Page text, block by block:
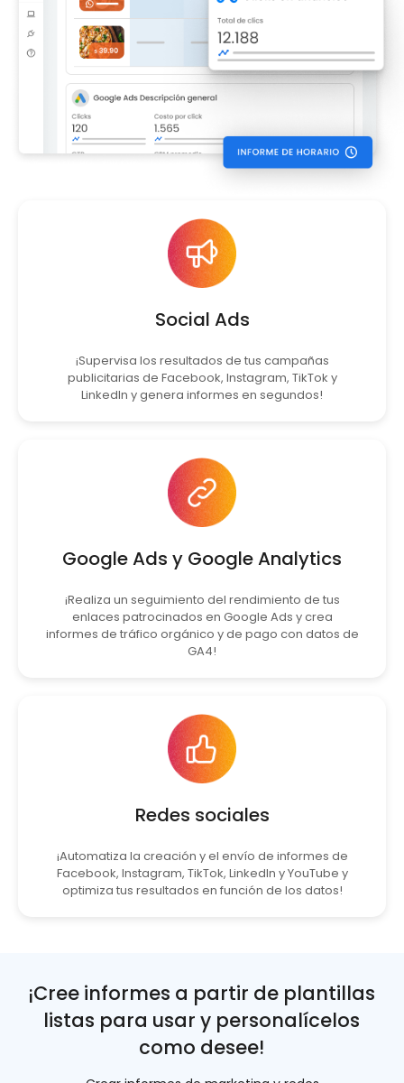
Social Ads
¡Supervisa los resultados de tus campañas
publicitarias de Facebook, Instagram, TikTok y
LinkedIn y genera informes en segundos!
Google Ads y Google Analytics
¡Realiza un seguimiento del rendimiento de tus
enlaces patrocinados en Google Ads y crea
informes de tráfico orgánico y de pago con datos de
GA4!
Redes sociales
¡Automatiza la creación y el envío de informes de
Facebook, Instagram, TikTok, LinkedIn y YouTube y
optimiza tus resultados en función de los datos!
¡Cree informes a partir de plantillas
listas para usar y personalícelos
como desee!